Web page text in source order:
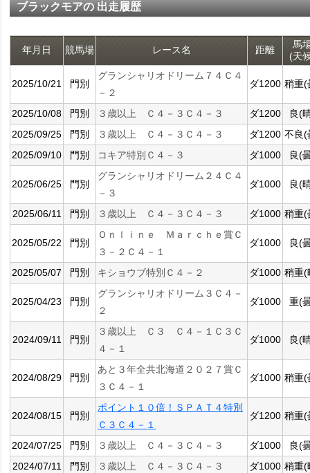
ブラックモアの 出走履歴
年月日 競馬場 レース名 距離
馬
(天
2025/10/21 門別
グランシャリオドリーム７４Ｃ４
－２
ダ1200 稍重(
2025/10/08 門別 ３歳以上 Ｃ４－３Ｃ４－３ ダ1200
良(
2025/09/25
門別 ３歳以上 Ｃ４－３Ｃ４－３ ダ1200 不良(
2025/09/10
門別 コキア特別Ｃ４－３ ダ1000 良(
2025/06/25 門別
グランシャリオドリーム２４Ｃ４
－３
ダ1000 良(
2025/06/11 門別 ３歳以上 Ｃ４－３Ｃ４－３ ダ1000 稍重(
2025/05/22 門別
Ｏｎｌｉｎｅ Ｍａｒｃｈｅ賞Ｃ
３－２Ｃ４－１
ダ1000 良(
2025/05/07 門別 キショウブ特別Ｃ４－２ ダ1000 稍重(
2025/04/23 門別
グランシャリオドリーム３Ｃ４－
２
ダ1000 重(
2024/09/11 門別
３歳以上 Ｃ３ Ｃ４－１Ｃ３Ｃ
４－１
ダ1000 良(
2024/08/29 門別
あと３年全共北海道２０２７賞Ｃ
３Ｃ４－１
ダ1000 稍重(
2024/08/15 門別
ポイント１０倍！ＳＰＡＴ４特別
Ｃ３Ｃ４－１
ダ1200 稍重(
2024/07/25 門別 ３歳以上 Ｃ４－３Ｃ４－３ ダ1000
良(
2024/07/11
門別 ３歳以上 Ｃ４－３Ｃ４－３ ダ1000 稍重(